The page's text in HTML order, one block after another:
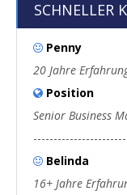
SCHNELLER
 Penny
20 Jahre
 Position
Senior Business
 Belinda
16+ Jahre